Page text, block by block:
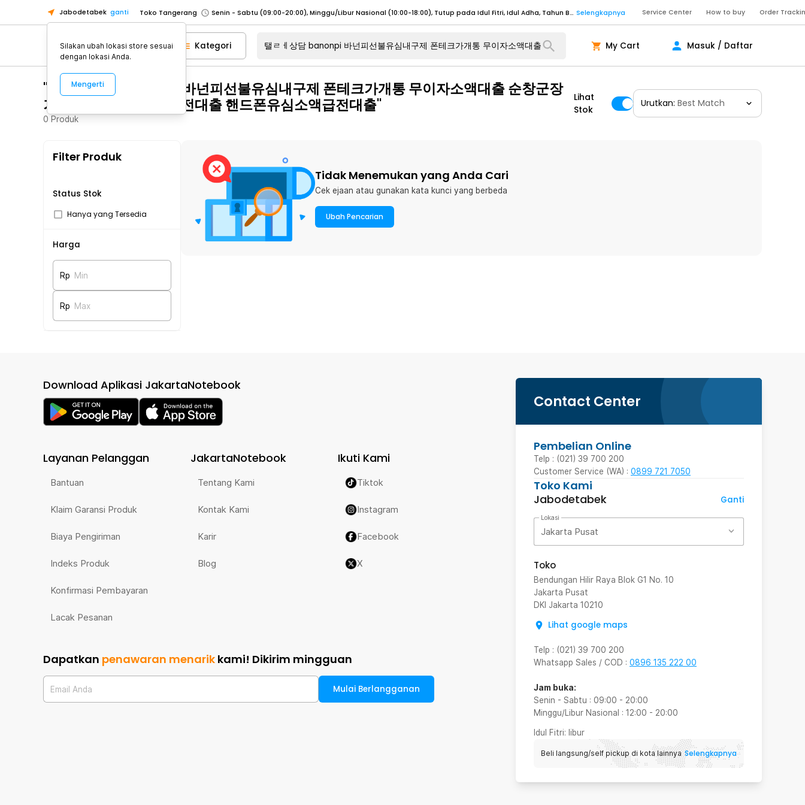
Jabodetabek ganti Toko Tangerang Senin - Sabtu (09:00-20:00), Minggu/Libur Nasional (10:00-18:00), Tutup pada Idul Fitri, Idul Adha, Tahun Baru Selengkapnya
Pick n Go Jakarta Barat
Senin - Jumat (07:00 - 20:00), Sabtu - Minggu (08:00 - 20:00), Tutup pada Idul Fitri Selengkapnya
Pick n Go Bekasi
Senin - Jumat (08:00 - 20:00), Sabtu - Minggu/ Libur Nasional (08:00 - 17:00) Selengkapnya
Pick n Go Depok
Senin - Jumat (08:00 - 20:00), Sabtu - Minggu/ Libur Nasional (08:00 - 17:00) Selengkapnya
Toko Jakarta Pusat
Senin - Sabtu (09:00-20:00), Minggu/Libur Nasional (12:00-20:00), Tutup pada Idul Fitri
Senin - Jumat (07:00 - 20:00), Sabtu - Minggu (08:00 - 20:00), Tutup pada Idul Fitri
Pick n Go Bekasi
Senin - Jumat (08:00 - 20:00), Sabtu - Minggu/ Libur Nasional (08:00 - 17:00)
Senin - Jumat (08:00 - 20:00), Sabtu - Minggu/ Libur Nasional (08:00 - 17:00)
Service Center How to buy Order
Kategori My Cart Masuk / Daftar
"탤ㄹㅔ상담 banonpi 바넌피선불유심내구제 폰테크가개통 무이자소액대출 순창군장
기연체자비대면소액급전대출 핸드폰유심소액급전대출"
0 Produk
Lihat
Stok
Urutkan: Best Match
Filter Produk
Status Stok
Hanya yang Tersedia
Harga
Rp Min
Rp Max
Tidak Menemukan yang Anda Cari
Cek ejaan atau gunakan kata kunci yang berbeda
Ubah Pencarian
Contact Center
Pembelian Online
Telp : (021) 39 700 200
Customer Service (WA) : 0899 721 7050
Toko Kami
Jabodetabek
Ganti
Lokasi
Jakarta Pusat
Toko
Bendungan Hilir Raya Blok G1 No. 10
Jakarta Pusat
DKI Jakarta 10210
Lihat google maps
Telp : (021) 39 700 200
Whatsapp Sales / COD : 0896 135 222 00
Jam buka:
Senin - Sabtu : 09:00 - 20:00
Minggu/Libur Nasional : 12:00 - 20:00
Idul Fitri: libur
Beli langsung/self pickup di kota lainnya Selengkapnya
Download Aplikasi JakartaNotebook
Layanan Pelanggan
Bantuan
Klaim Garansi Produk
Biaya Pengiriman
Indeks Produk
Konfirmasi Pembayaran
Lacak Pesanan
JakartaNotebook
Tentang Kami
Kontak Kami
Karir
Blog
Ikuti Kami
Tiktok
Instagram
Facebook
X
Dapatkan penawaran menarik kami! Dikirim mingguan
Email Anda Mulai Berlangganan
Silakan ubah lokasi store sesuai
dengan lokasi Anda.
Mengerti